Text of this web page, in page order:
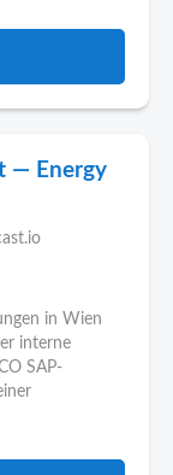
— Energy
in Wien
interne
SAP-